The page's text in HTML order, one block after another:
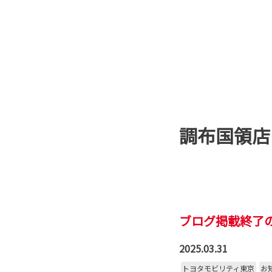
調布国領
ブログ掲載終了
2025.03.31
トヨタモビリティ東京 お